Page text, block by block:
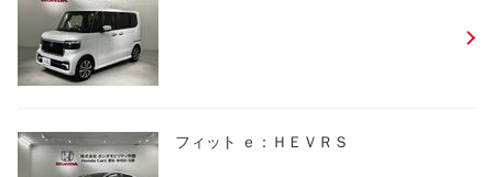
フィット ｅ：ＨＥＶＲＳ